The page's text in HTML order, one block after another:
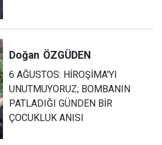
Doğan ÖZGÜDEN
6 AĞUSTOS: HİROŞİMA'YI
UNUTMUYORUZ; BOMBANIN
PATLADIĞI GÜNDEN BİR
ÇOCUKLUK ANISI